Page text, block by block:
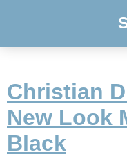
Christian
New Look
Black